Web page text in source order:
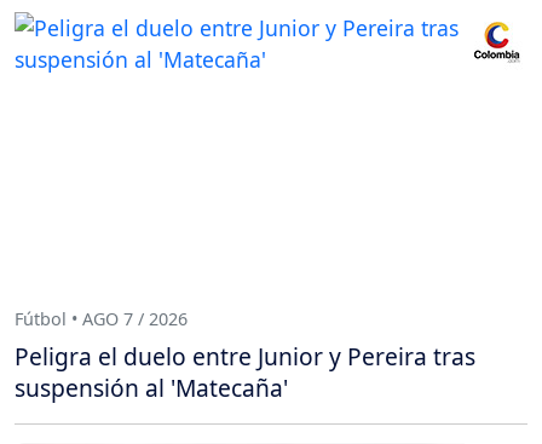
Fútbol • AGO 7 / 2026
Peligra el duelo entre Junior y Pereira tras
suspensión al 'Matecaña'